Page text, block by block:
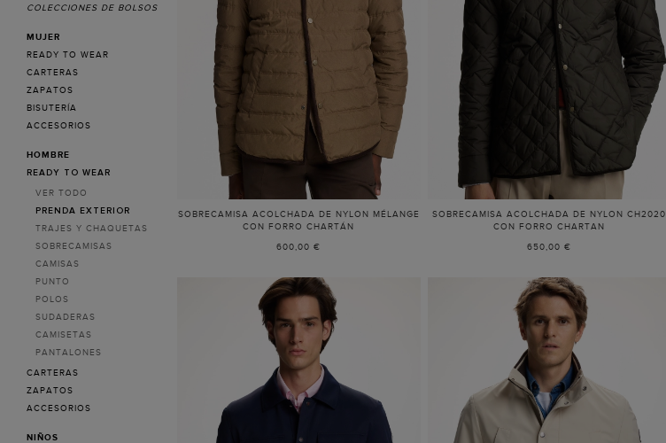
COLECCIONES DE BOLSOS
MUJER
READY TO WEAR
CARTERAS
ZAPATOS
BISUTERÍA
ACCESORIOS
HOMBRE
READY TO WEAR
VER TODO
PRENDA EXTERIOR
TRAJES Y CHAQUETAS
SOBRECAMISAS
CAMISAS
PUNTO
POLOS
SUDADERAS
CAMISETAS
PANTALONES
CARTERAS
ZAPATOS
ACCESORIOS
NIÑOS
Carolina
Herrera
España
SOBRECAMISA ACOLCHADA DE NYLON MÉLANGE
CON FORRO CHARTÁN
600,00 €
SOBRECAMISA ACOLCHADA DE NYLON CH2020
CON FORRO CHARTAN
650,00 €